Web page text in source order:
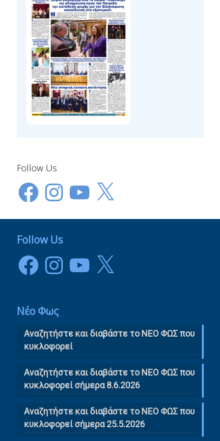
Follow Us
FacebookInstagramYouTube
X
Follow Us
FacebookInstagramYouTube
X
Νέο Φως
Αναζητήστε και διαβάστε το NΕΟ ΦΩΣ που
κυκλοφορεί
Αναζητήστε και διαβάστε το ΝΕΟ ΦΩΣ που
κυκλοφορεί σήμερα 8.6.2026
Αναζητήστε και διαβάστε το ΝΕΟ ΦΩΣ που
κυκλοφορεί σήμερα 25.5.2026